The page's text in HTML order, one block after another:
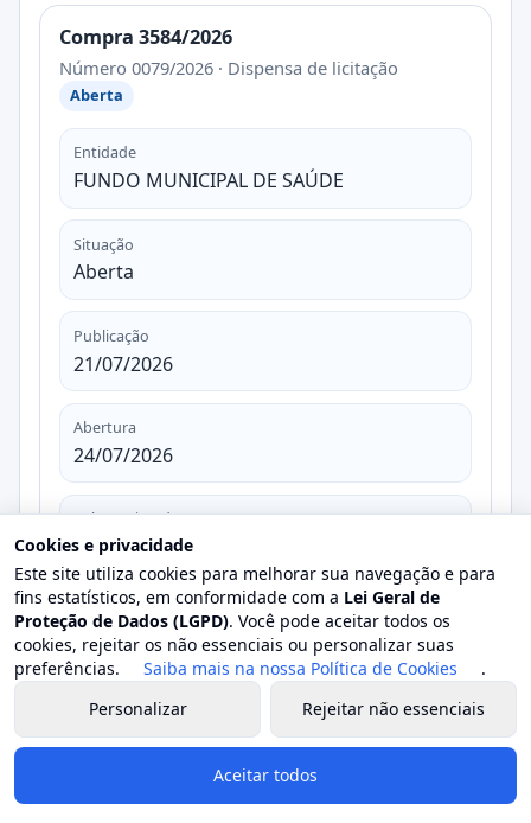
Compra 3584/2026
Número 0079/2026 · Dispensa de licitação
Aberta
Entidade
FUNDO MUNICIPAL DE SAÚDE
Situação
Aberta
Publicação
21/07/2026
Abertura
24/07/2026
Valor estimado
-
Valor homologado
Objeto
Contratação de empresa especializada na
conforme Termo de Referencia, em
Cookies e privacidade
Este site utiliza cookies para melhorar sua navegação e para
fins estatísticos, em conformidade com a Lei Geral de
Proteção de Dados (LGPD). Você pode aceitar todos os
cookies, rejeitar os não essenciais ou personalizar suas
preferências.
Saiba mais na nossa Política de Cookies
.
Personalizar
Rejeitar não essenciais
Aceitar todos